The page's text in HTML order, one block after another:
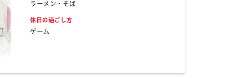
ラーメン・そば
休日の過ごし方
ゲーム